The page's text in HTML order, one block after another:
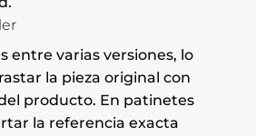
entre varias versiones, lo
la pieza original con
producto. En patinetes
la referencia exacta